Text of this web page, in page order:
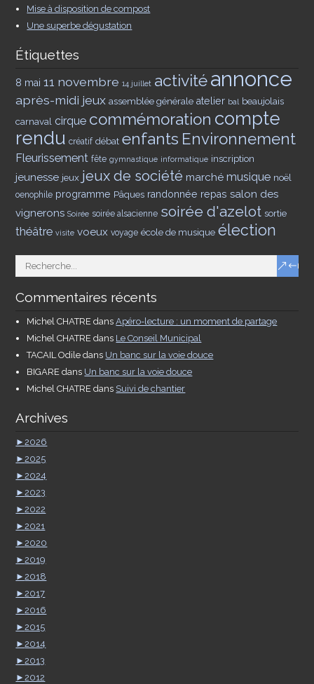
Mise à disposition de compost
Une superbe dégustation
Étiquettes
8 mai 11 novembre 14 juillet activitéannonce
après-midi jeux assemblée générale atelier bal
beaujolais
carnaval cirque commémoration compte
rendu créatif débat enfants Environnement
Fleurissement fête gymnastique informatique inscription
jeunesse jeux jeux de société marché musique noël
oenophile programme Pâques randonnée repas salon des
vignerons Soirée soirée alsacienne soirée d'azelot sortie
théâtre visite voeux voyage école de musique élection
Commentaires récents
Michel CHATRE dansApéro-lecture : un moment de partage
Michel CHATRE dans Le Conseil Municipal
TACAIL Odile dans Un banc sur la voie douce
BIGARE dans Un banc sur la voie douce
Michel CHATRE dans Suivi de chantier
Archives
►2026
►2025
►2024
►2023
►2022
►2021
►2020
►2019
►2018
►2017
►2016
►2015
►2014
►2013
►2012